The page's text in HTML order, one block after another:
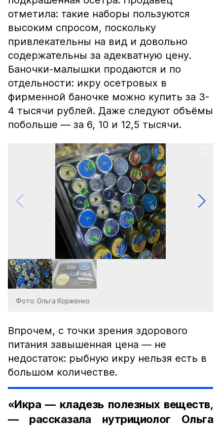
отметила: такие наборы пользуются
высоким спросом, поскольку
привлекательны на вид и довольно
содержательны за адекватную цену.
Баночки-малышки продаются и по
отдельности: икру осетровых в
фирменной баночке можно купить за 3-
4 тысячи рублей. Даже следуют объёмы
побольше — за 6, 10 и 12,5 тысячи.
Фото: Ольга Корженко
Впрочем, с точки зрения здорового
питания завышенная цена — не
недостаток: рыбную икру нельзя есть в
большом количестве.
«Икра — кладезь полезных веществ,
— рассказала нутрициолог Ольга